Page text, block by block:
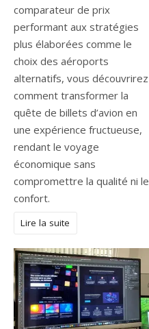
comparateur de prix
performant aux stratégies
plus élaborées comme le
choix des aéroports
alternatifs, vous découvrirez
comment transformer la
quête de billets d’avion en
une expérience fructueuse,
rendant le voyage
économique sans
compromettre la qualité ni le
confort.
Lire la suite